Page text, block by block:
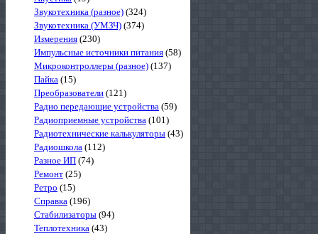
Звукотехника (разное) (324)
Звукотехника (УМЗЧ) (374)
Измерения (230)
Импульсные источники питания (58)
Микроконтроллеры (разное) (137)
Пайка (15)
Преобразователи (121)
Радио передающие устройства (59)
Радиоприемные устройства (101)
Радиотехнические калькуляторы (43)
Радиошкола (112)
Разное ИП (74)
Ремонт (25)
Ретро (15)
Справка (196)
Стабилизаторы (94)
Теплотехника (43)